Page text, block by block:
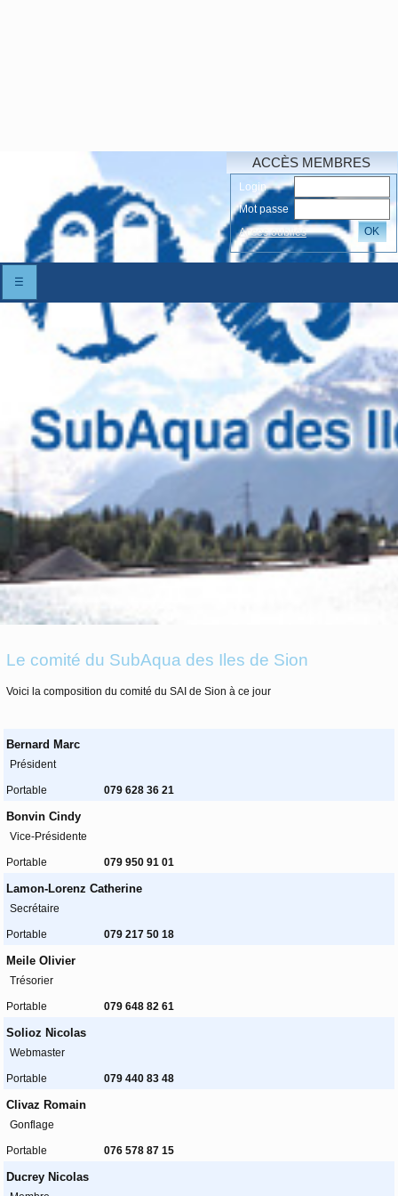
ACCÈS MEMBRES
Login
Mot passe
Accés oubliés
OK
☰
Le comité du SubAqua des Iles de Sion
Voici la composition du comité du SAI de Sion à ce jour
Bernard Marc
Président
Portable 079 628 36 21
Bonvin Cindy
Vice-Présidente
Portable 079 950 91 01
Lamon-Lorenz Catherine
Secrétaire
Portable 079 217 50 18
Meile Olivier
Trésorier
Portable 079 648 82 61
Solioz Nicolas
Webmaster
Portable 079 440 83 48
Clivaz Romain
Gonflage
Portable 076 578 87 15
Ducrey Nicolas